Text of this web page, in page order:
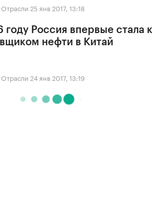
25 янв 2017, 13:18
году Россия впервые стала
нефти в Китай
24 янв 2017, 13:19